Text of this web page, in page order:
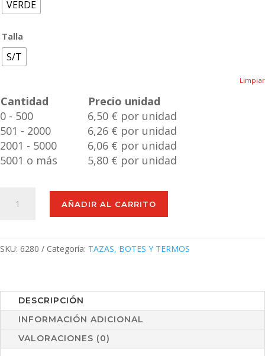
VERDE
Talla
S/T
Limpiar
Cantidad
Precio unidad
0 - 500
6,50 € por unidad
501 - 2000
6,26 € por unidad
2001 - 5000
6,06 € por unidad
5001 o más
5,80 € por unidad
Smaly
AÑADIR AL CARRITO
SKU: 6280 Categoría: TAZAS, BOTES Y TERMOS
DESCRIPCIÓN
INFORMACIÓN ADICIONAL
VALORACIONES (0)